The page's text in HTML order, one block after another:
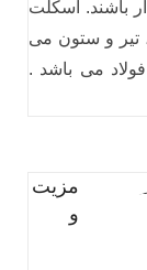
باشند. اسکلت
تیر و ستون می
می باشد .
مزیت
و